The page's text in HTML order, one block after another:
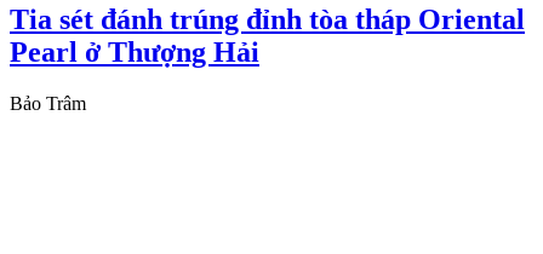
Tia sét đánh trúng đỉnh tòa tháp Oriental
Pearl ở Thượng Hải
Bảo Trâm